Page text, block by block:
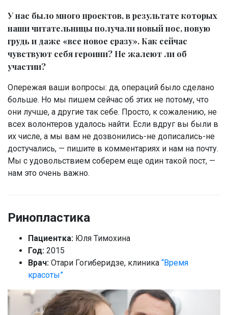
У нас было много проектов, в результате которых
наши читательницы получали новый нос, новую
грудь и даже «все новое сразу». Как сейчас
чувствуют себя героини? Не жалеют ли об
участии?
Опережая ваши вопросы: да, операций было сделано
больше. Но мы пишем сейчас об этих не потому, что
они лучше, а другие так себе. Просто, к сожалению, не
всех волонтеров удалось найти. Если вдруг вы были в
их числе, а мы вам не дозвонились-не дописались-не
достучались, — пишите в комментариях и нам на почту.
Мы с удовольствием соберем еще один такой пост, —
нам это очень важно.
Ринопластика
Пациентка: Юля Тимохина
Год: 2015
Врач: Отари Гогиберидзе, клиника “Время
красоты”